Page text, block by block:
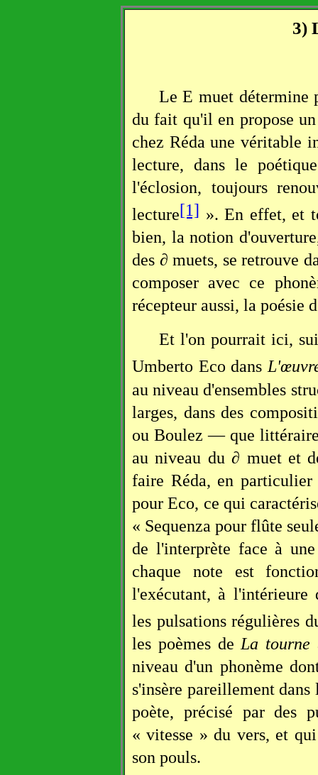
3)
Le E muet détermine
du fait qu'il en propose
chez Réda une véritable
lecture, dans le
l'éclosion, toujours
lecture[1] ». En effet, et
bien, la notion
des ∂ muets, se retrouve
composer avec ce
récepteur aussi, la poésie
Et l'on pourrait ici,
Umberto Eco dans
au niveau d'ensembles
larges, dans des
ou Boulez — que
au niveau du ∂ muet et
faire Réda, en
pour Eco, ce qui
« Sequenza pour flûte
de l'interprète face à
chaque note est
l'exécutant, à l'intérieure
les pulsations régulières
les poèmes de La tourne
niveau d'un phonème
s'insère pareillement
poète, précisé par des
« vitesse » du vers, et
son pouls.